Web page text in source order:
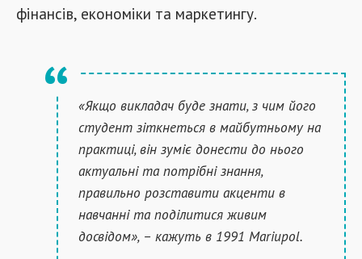
фінансів, економіки та маркетингу.
«Якщо викладач буде знати, з чим його
студент зіткнеться в майбутньому на
практиці, він зуміє донести до нього
актуальні та потрібні знання,
правильно розставити акценти в
навчанні та поділитися живим
досвідом», – кажуть в 1991 Mariupol.